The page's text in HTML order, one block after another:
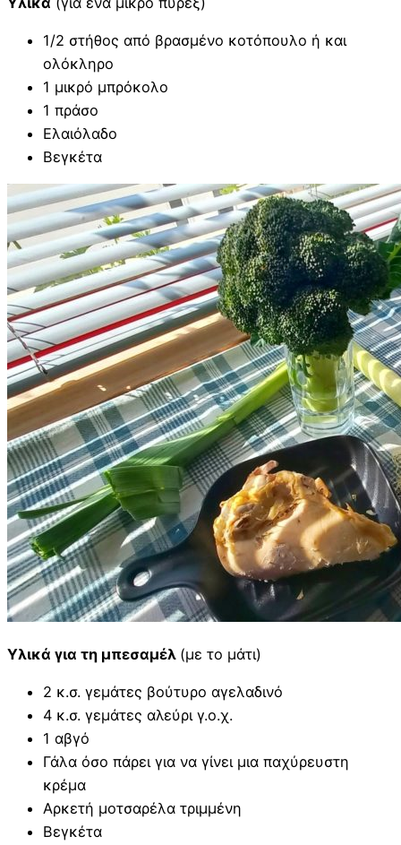
1/2 στήθος από βρασμένο κοτόπουλο ή και
ολόκληρο
1 μικρό μπρόκολο
1 πράσο
Ελαιόλαδο
Βεγκέτα
Υλικά για τη μπεσαμέλ (με το μάτι)
2 κ.σ. γεμάτες βούτυρο αγελαδινό
4 κ.σ. γεμάτες αλεύρι γ.ο.χ.
1 αβγό
Γάλα όσο πάρει για να γίνει μια παχύρευστη
κρέμα
Αρκετή μοτσαρέλα τριμμένη
Βεγκέτα